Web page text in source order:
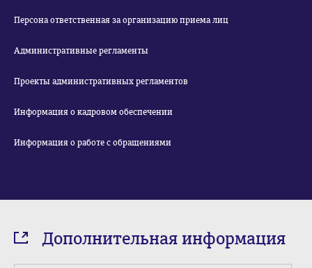
Персона ответственная за организацию приема лиц
Административные регламенты
Проекты административных регламентов
Информация о кадровом обеспечении
Информация о работе с обращениями
Дополнительная информация